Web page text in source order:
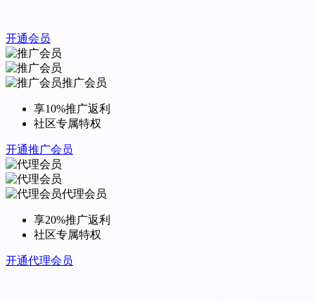
开通会员
推广会员
享10%推广返利
社区专属特权
开通推广会员
代理会员
享20%推广返利
社区专属特权
开通代理会员